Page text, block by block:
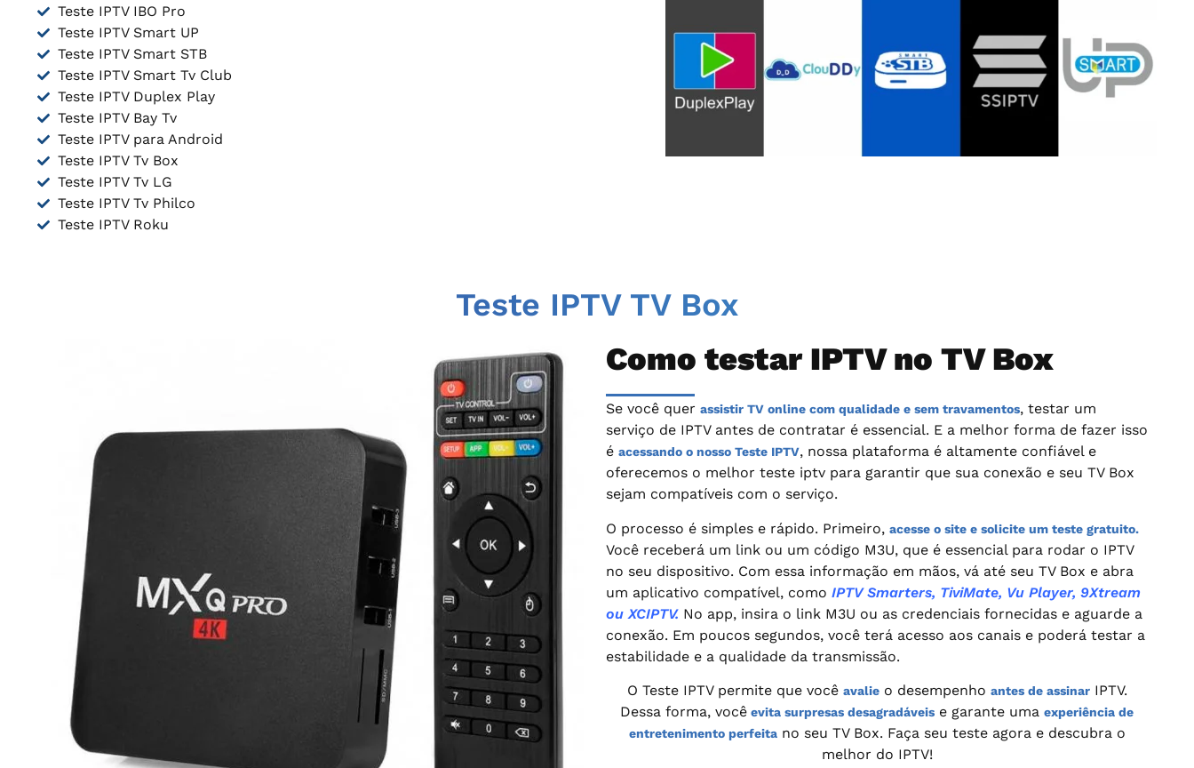
Teste IPTV IBO Pro
Teste IPTV Smart UP
Teste IPTV Smart STB
Teste IPTV Smart Tv Club
Teste IPTV Duplex Play
Teste IPTV Bay Tv
Teste IPTV para Android
Teste IPTV Tv Box
Teste IPTV Tv LG
Teste IPTV Tv Philco
Teste IPTV Roku
Teste IPTV TV Box
Como testar IPTV no TV Box
Se você quer assistir TV online com qualidade e sem travamentos, testar um
serviço de IPTV antes de contratar é essencial. E a melhor forma de fazer isso
é acessando o nosso Teste IPTV, nossa plataforma é altamente confiável e
oferecemos o melhor teste iptv para garantir que sua conexão e seu TV Box
sejam compatíveis com o serviço.
O processo é simples e rápido. Primeiro, acesse o site e solicite um teste gratuito.
Você receberá um link ou um código M3U, que é essencial para rodar o IPTV
no seu dispositivo. Com essa informação em mãos, vá até seu TV Box e abra
um aplicativo compatível, como IPTV Smarters, TiviMate, Vu Player, 9Xtream
ou XCIPTV. No app, insira o link M3U ou as credenciais fornecidas e aguarde a
conexão. Em poucos segundos, você terá acesso aos canais e poderá testar a
estabilidade e a qualidade da transmissão.
O Teste IPTV permite que você avalieo desempenho antes de assinarIPTV.
Dessa forma, você evita surpresas desagradáveis e garante uma experiência de
entretenimento perfeitano seu TV Box. Faça seu teste agora e descubra o
melhor do IPTV!